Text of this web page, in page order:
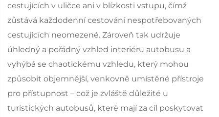
cestujících v uličce ani v blízkosti vstupu, čímž
zůstává každodenní cestování nespotřebovaných
cestujících neomezené. Zároveň tak udržuje
úhledný a pořádný vzhled interiéru autobusu a
vyhýbá se chaotickému vzhledu, který mohou
způsobit objemnější, venkovně umístěné přístroje
pro přístupnost – což je zvláště důležité u
turistických autobusů, které mají za cíl poskytovat